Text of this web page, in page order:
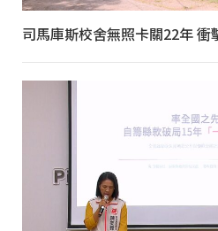
司馬庫斯校舍無照卡關22年 衝